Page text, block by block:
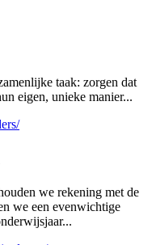
taak: zorgen dat
eigen, unieke manier...
we rekening met de
we een evenwichtige